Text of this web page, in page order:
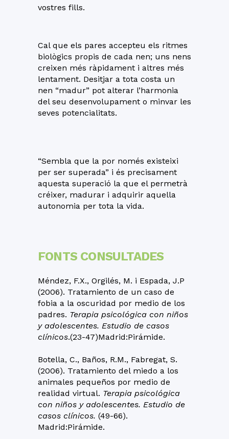
vostres fills.
Cal que els pares accepteu els ritmes
biològics propis de cada nen; uns nens
creixen més ràpidament i altres més
lentament. Desitjar a tota costa un
nen “madur” pot alterar l’harmonia
del seu desenvolupament o minvar les
seves potencialitats.
“Sembla que la por només existeixi
per ser superada” i és precisament
aquesta superació la que el permetrà
créixer, madurar i adquirir aquella
autonomia per tota la vida.
FONTS CONSULTADES
Méndez, F.X., Orgilés, M. i Espada, J.P
(2006). Tratamiento de un caso de
fobia a la oscuridad por medio de los
padres. Terapia psicológica con niños
y adolescentes. Estudio de casos
clínicos.(23-47)Madrid:Pirámide.
Botella, C., Baños, R.M., Fabregat, S.
(2006). Tratamiento del miedo a los
animales pequeños por medio de
realidad virtual. Terapia psicológica
con niños y adolescentes. Estudio de
casos clínicos. (49-66).
Madrid:Pirámide.